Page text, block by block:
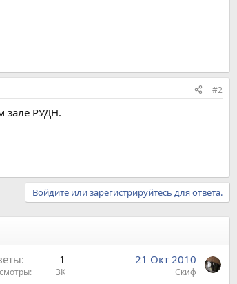
#2
зале РУДН.
Войдите или зарегистрируйтесь для ответа.
1
3K
21 Окт 2010
Скиф